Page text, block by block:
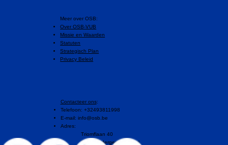
​Meer over OSB:
Over OSB-VUB
Missie en Waarden
Statuten
Strategisch Plan
Privacy Beleid
Contacteer ons:
Telefoon: +32493811998
E-mail: info@osb.be
Adres:
Triomflaan 40
1160 Oudergem, Brussel